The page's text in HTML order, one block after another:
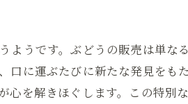
る自然の恵みを感じる瞬間
園の取り組み
知るぶどうの魅力
うです。ぶどうの販売は単な
に運ぶたびに新たな発見をも
を解きほぐします。この特別